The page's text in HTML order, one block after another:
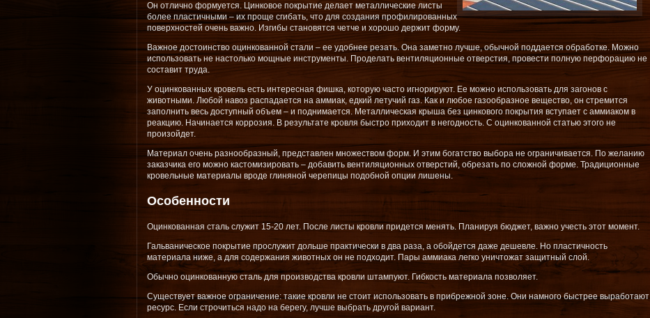
Он отлично формуется. Цинковое покрытие делает металлические листы
более пластичными – их проще сгибать, что для создания профилированных
поверхностей очень важно. Изгибы становятся четче и хорошо держит форму.
Важное достоинство оцинкованной стали – ее удобнее резать. Она заметно лучше, обычной поддается обработке. Можно
использовать не настолько мощные инструменты. Проделать вентиляционные отверстия, провести полную перфорацию не
составит труда.
У оцинкованных кровель есть интересная фишка, которую часто игнорируют. Ее можно использовать для загонов с
животными. Любой навоз распадается на аммиак, едкий летучий газ. Как и любое газообразное вещество, он стремится
заполнить весь доступный объем – и поднимается. Металлическая крыша без цинкового покрытия вступает с аммиаком в
реакцию. Начинается коррозия. В результате кровля быстро приходит в негодность. С оцинкованной статью этого не
произойдет.
Материал очень разнообразный, представлен множеством форм. И этим богатство выбора не ограничивается. По желанию
заказчика его можно кастомизировать – добавить вентиляционных отверстий, обрезать по сложной форме. Традиционные
кровельные материалы вроде глиняной черепицы подобной опции лишены.
Особенности
Оцинкованная сталь служит 15-20 лет. После листы кровли придется менять. Планируя бюджет, важно учесть этот момент.
Гальваническое покрытие прослужит дольше практически в два раза, а обойдется даже дешевле. Но пластичность
материала ниже, а для содержания животных он не подходит. Пары аммиака легко уничтожат защитный слой.
Обычно оцинкованную сталь для производства кровли штампуют. Гибкость материала позволяет.
Существует важное ограничение: такие кровли не стоит использовать в прибрежной зоне. Они намного быстрее выработают
ресурс. Если строчиться надо на берегу, лучше выбрать другой вариант.